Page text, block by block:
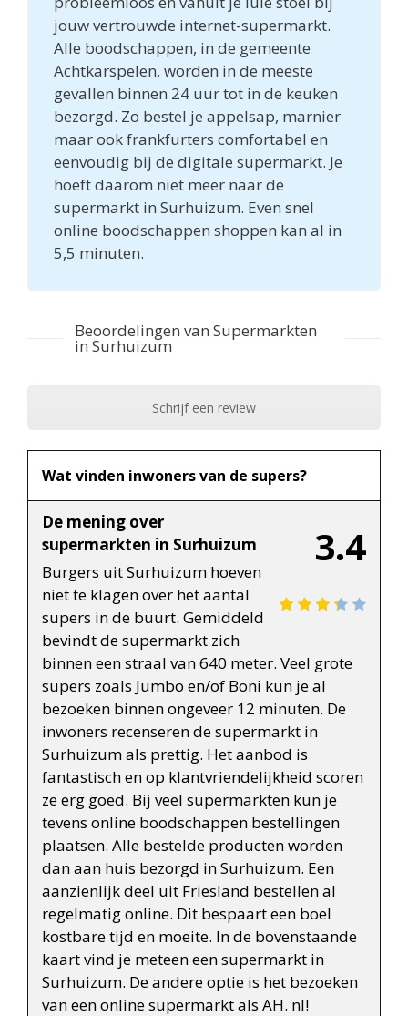
jouw vertrouwde internet-supermarkt.
Alle boodschappen, in de gemeente
Achtkarspelen, worden in de meeste
gevallen binnen 24 uur tot in de keuken
bezorgd. Zo bestel je appelsap, marnier
maar ook frankfurters comfortabel en
eenvoudig bij de digitale supermarkt. Je
hoeft daarom niet meer naar de
supermarkt in Surhuizum. Even snel
online boodschappen shoppen kan al in
5,5 minuten.
Beoordelingen van Supermarkten
in Surhuizum
Schrijf een review
Wat vinden inwoners van de supers?
3.4
De mening over
supermarkten in Surhuizum
Burgers uit Surhuizum hoeven
niet te klagen over het aantal
supers in de buurt. Gemiddeld
bevindt de supermarkt zich
binnen een straal van 640 meter. Veel grote
supers zoals Jumbo en/of Boni kun je al
bezoeken binnen ongeveer 12 minuten. De
inwoners recenseren de supermarkt in
Surhuizum als prettig. Het aanbod is
fantastisch en op klantvriendelijkheid scoren
ze erg goed. Bij veel supermarkten kun je
tevens online boodschappen bestellingen
plaatsen. Alle bestelde producten worden
dan aan huis bezorgd in Surhuizum. Een
aanzienlijk deel uit Friesland bestellen al
regelmatig online. Dit bespaart een boel
kostbare tijd en moeite. In de bovenstaande
kaart vind je meteen een supermarkt in
Surhuizum. De andere optie is het bezoeken
van een online supermarkt als AH. nl!